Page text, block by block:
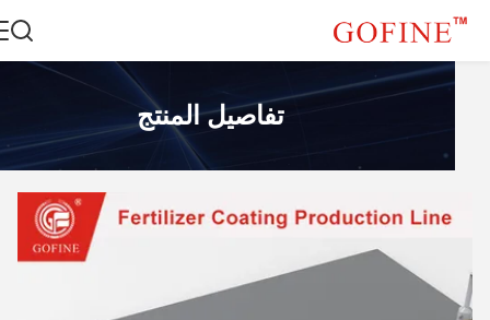
تفاصيل المنتج